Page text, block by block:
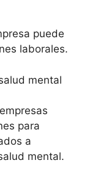
puede
laborales.
mental
para
a
mental.